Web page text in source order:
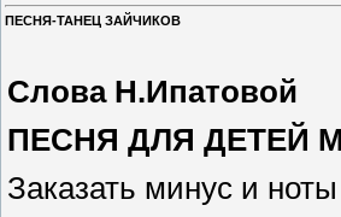
ПЕСНЯ-ТАНЕЦ ЗАЙЧИКОВ
Слова Н.Ипатовой
ПЕСНЯ ДЛЯ ДЕТЕЙ
Заказать минус и